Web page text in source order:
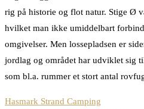
rig på historie og flot natur. Stige Ø
hvilket man ikke umiddelbart
omgivelser. Men lossepladsen er
jordlag og området har udviklet sig
som bl.a. rummer et stort antal
Hasmark Strand Camping